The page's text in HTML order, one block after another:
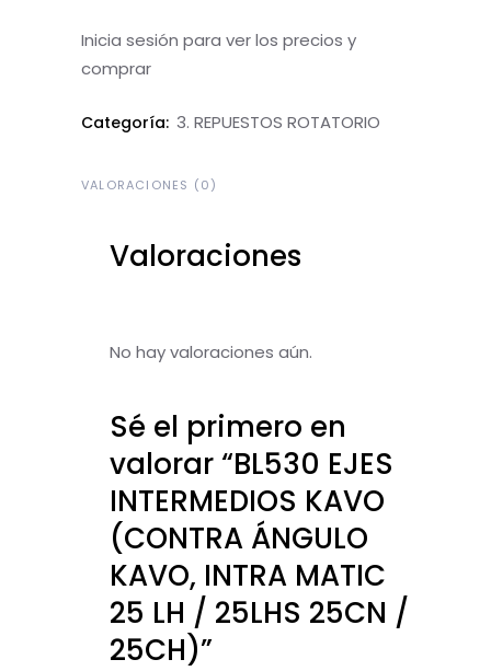
Inicia sesión para ver los precios y
comprar
Categoría: 3. REPUESTOS ROTATORIO
VALORACIONES (0)
Valoraciones
No hay valoraciones aún.
Sé el primero en
valorar “BL530 EJES
INTERMEDIOS KAVO
(CONTRA ÁNGULO
KAVO, INTRA MATIC
25 LH / 25LHS 25CN /
25CH)”